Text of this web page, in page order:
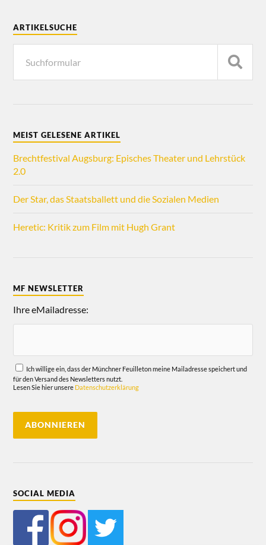
ARTIKELSUCHE
MEIST GELESENE ARTIKEL
Brechtfestival Augsburg: Episches Theater und Lehrstück
2.0
Der Star, das Staatsballett und die Sozialen Medien
Heretic: Kritik zum Film mit Hugh Grant
MF NEWSLETTER
Ihre eMailadresse:
Ich willige ein, dass der Münchner Feuilleton meine Mailadresse speichert und
für den Versand des Newsletters nutzt.
Lesen Sie hier unsere Datenschutzerklärung
SOCIAL MEDIA